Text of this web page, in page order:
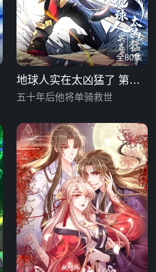
全80集
地球人实在太凶猛了 第五
季
五十年后他将单骑救世